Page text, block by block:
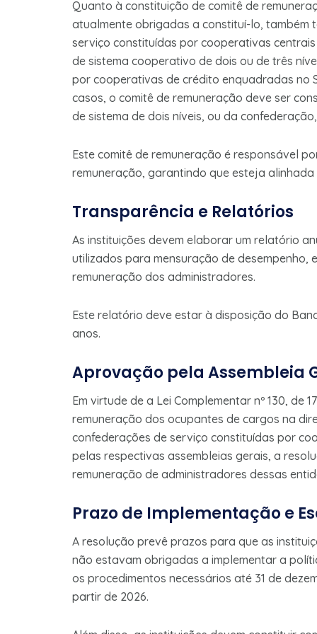
Quanto à constituição de comitê de
atualmente obrigadas a constituí-lo, também
serviço constituídas por cooperativas
de sistema cooperativo de dois ou de três
por cooperativas de crédito enquadradas no
casos, o comitê de remuneração deve ser
de sistema de dois níveis, ou da
Este comitê de remuneração é responsável
remuneração, garantindo que esteja
Transparência e Relatórios
As instituições devem elaborar um relatório
utilizados para mensuração de
remuneração dos administradores.
Este relatório deve estar à disposição do
anos.
Aprovação pela Assembleia
Em virtude de a Lei Complementar nº 130, de
remuneração dos ocupantes de cargos na
confederações de serviço constituídas por
pelas respectivas assembleias gerais, a
remuneração de administradores dessas
Prazo de Implementação e
A resolução prevê prazos para que as
não estavam obrigadas a implementar a
os procedimentos necessários até 31 de
partir de 2026.